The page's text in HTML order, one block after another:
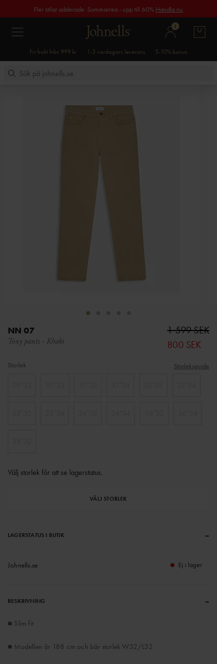
Fler stilar adderade. Sommarrea - upp till 60% Handla nu
1
Fri frakt från 999 kr 1-3 vardagars leverans 5-10% bonus
NN 07
Tony pants - Khaki
1 599 SEK
800 SEK
Storlek Storleksguide
Välj storlek för att se lagerstatus.
VÄLJ STORLEK
LAGERSTATUS I BUTIK –
Johnells.se Ej i lager
BESKRIVNING –
■ Slim fit
■ Modellen är 188 cm och bär storlek W32/L32